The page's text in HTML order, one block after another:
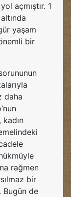
açmıştır. 1
yaşam
bir
daha
rağmen
bir
Bugün de